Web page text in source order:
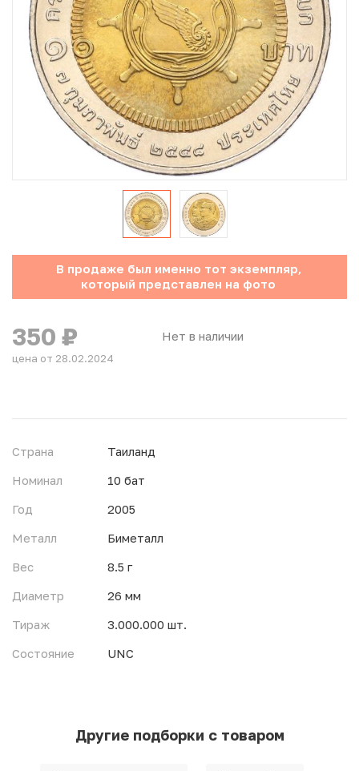
Юбилейные монеты Банка России (с 1999 года)
Памятные и инвестиционные монеты СССР и России
Иностранные монеты
Неофициальные выпуски монет (Unusual)
Античные и средневековые монеты
В продаже был именно тот экземпляр,
который представлен на фото
Нет в наличии
350 ₽
цена от 28.02.2024
Страна
Таиланд
Номинал
10 бат
Год
2005
Металл
Биметалл
Вес
8.5 г
Диаметр
26 мм
Тираж
3.000.000 шт.
Состояние
UNC
Другие подборки с товаром